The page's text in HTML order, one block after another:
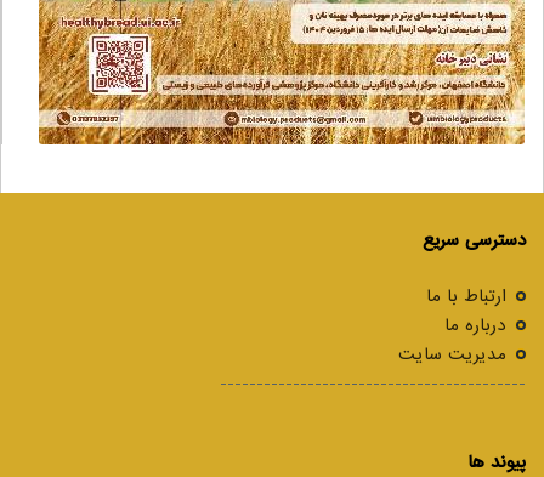
دسترسی سریع
ارتباط با ما
درباره ما
مدیریت سایت
------------------------------------------
پیوند ها